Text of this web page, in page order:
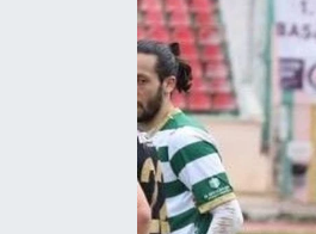
Resmi ilanlar